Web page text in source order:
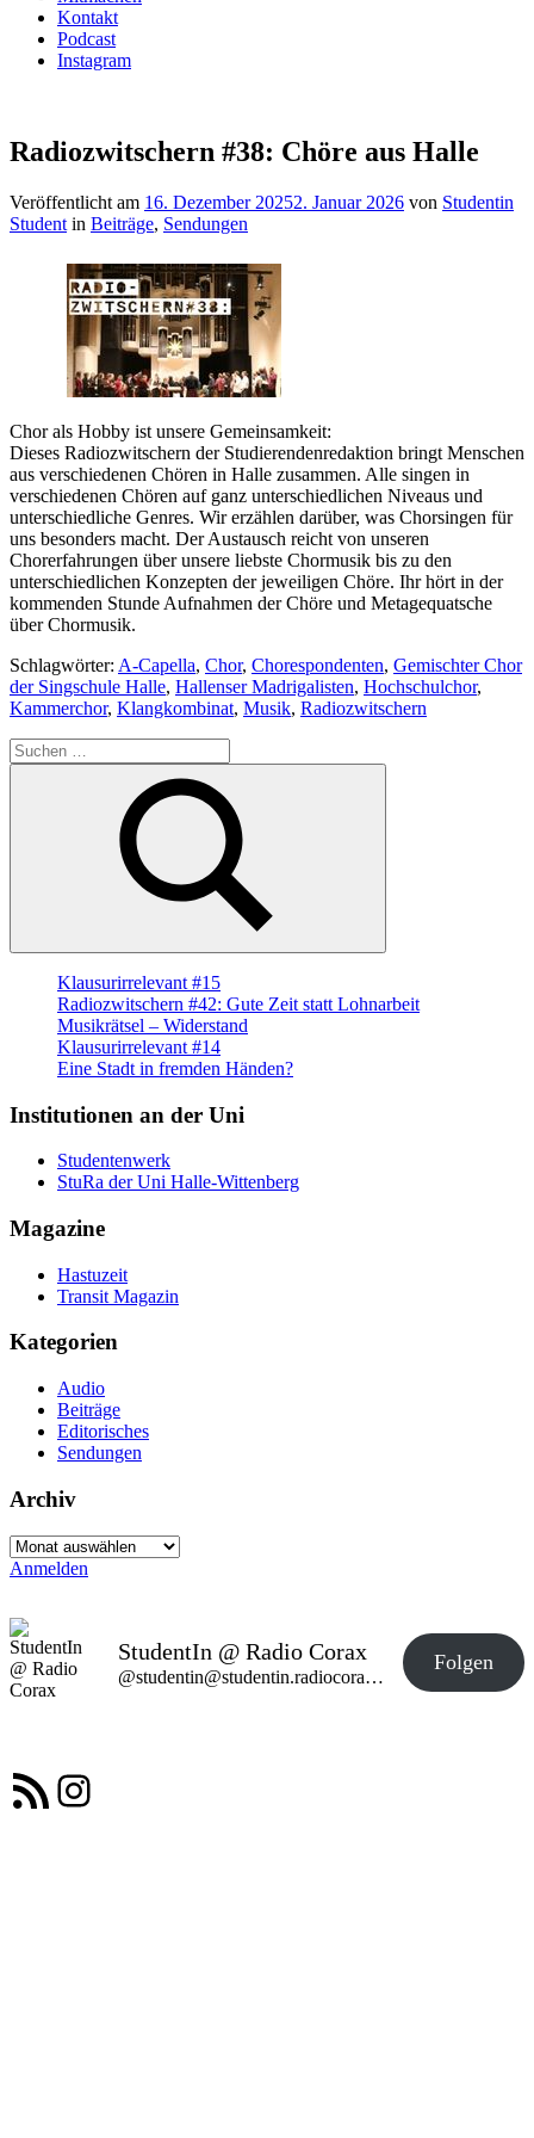
Kontakt
Podcast
Instagram
Radiozwitschern #38: Chöre aus Halle
Veröffentlicht am 16. Dezember 20252. Januar 2026 von Studentin
Student in Beiträge, Sendungen
Chor als Hobby ist unsere Gemeinsamkeit:
Dieses Radiozwitschern der Studierendenredaktion bringt Menschen
aus verschiedenen Chören in Halle zusammen. Alle singen in
verschiedenen Chören auf ganz unterschiedlichen Niveaus und
unterschiedliche Genres. Wir erzählen darüber, was Chorsingen für
uns besonders macht. Der Austausch reicht von unseren
Chorerfahrungen über unsere liebste Chormusik bis zu den
unterschiedlichen Konzepten der jeweiligen Chöre. Ihr hört in der
kommenden Stunde Aufnahmen der Chöre und Metagequatsche
über Chormusik.
Schlagwörter: A-Capella, Chor, Chorespondenten, Gemischter Chor
der Singschule Halle, Hallenser Madrigalisten, Hochschulchor,
Kammerchor, Klangkombinat, Musik, Radiozwitschern
Suche
nach:
Suchen
Klausurirrelevant #15
Radiozwitschern #42: Gute Zeit statt Lohnarbeit
Musikrätsel – Widerstand
Klausurirrelevant #14
Eine Stadt in fremden Händen?
Institutionen an der Uni
Studentenwerk
StuRa der Uni Halle-Wittenberg
Magazine
Hastuzeit
Transit Magazin
Kategorien
Audio
Beiträge
Editorisches
Sendungen
Archiv
Archiv
Anmelden
StudentIn @ Radio Corax
@studentin@studentin.radiocorax.de
Folgen
RSS-FeedInstagram